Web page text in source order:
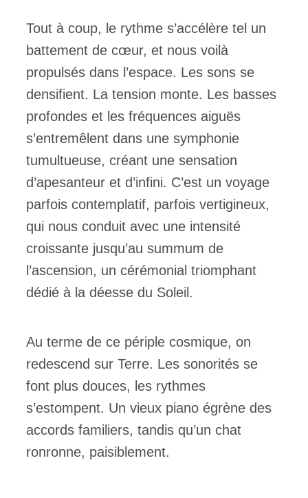
Tout à coup, le rythme s’accélère tel un
battement de cœur, et nous voilà
propulsés dans l’espace. Les sons se
densifient. La tension monte. Les basses
profondes et les fréquences aiguës
s’entremêlent dans une symphonie
tumultueuse, créant une sensation
d’apesanteur et d’infini. C’est un voyage
parfois contemplatif, parfois vertigineux,
qui nous conduit avec une intensité
croissante jusqu’au summum de
l’ascension, un cérémonial triomphant
dédié à la déesse du Soleil.
Au terme de ce périple cosmique, on
redescend sur Terre. Les sonorités se
font plus douces, les rythmes
s’estompent. Un vieux piano égrène des
accords familiers, tandis qu’un chat
ronronne, paisiblement.